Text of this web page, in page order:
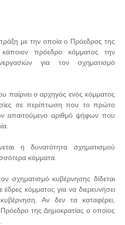
πράξη με την οποία ο Πρόεδρος της
κάποιον πρόεδρο κόμματος την
για τον σχηματισμό
παίρνει ο αρχηγός ενός κόμματος
σε περίπτωση που το πρώτο
απαιτούμενο αριθμό ψήφων που
η δυνατότητα σχηματισμού
κόμματα.
σχηματισμό κυβέρνησης δίδεται
κόμματος για να διερευνήσει
Αν δεν τα καταφέρει,
της Δημοκρατίας ο οποίος